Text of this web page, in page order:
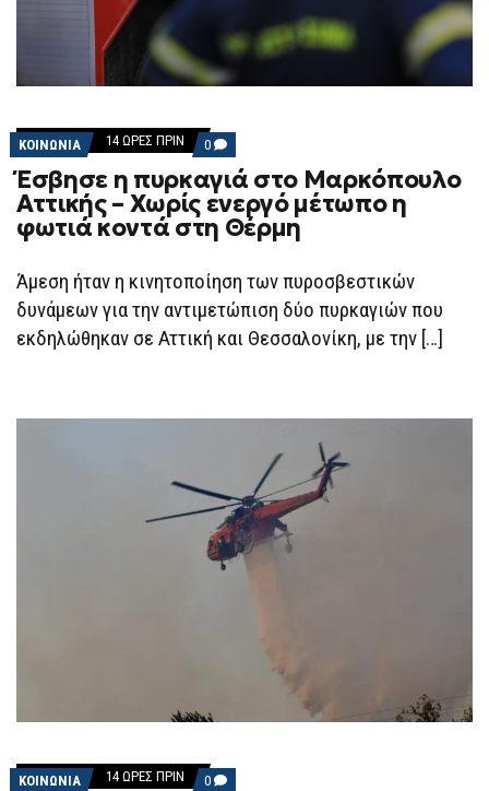
ΚΟΙΝΩΝΙΑ 14 ΏΡΕΣ ΠΡΙΝ 0 COMMENTS
ON
ΈΣΒΗΣΕ
Η
ΠΥΡΚΑΓΙΆ
ΣΤΟ
ΜΑΡΚΌΠΟΥΛΟ
–
ΧΩΡΊΣ
ΕΝΕΡΓΌ
Η
Έσβησε η πυρκαγιά στο Μαρκόπουλο
Αττικής – Χωρίς ενεργό μέτωπο η
φωτιά κοντά στη Θέρμη
Άμεση ήταν η κινητοποίηση των πυροσβεστικών
δυνάμεων για την αντιμετώπιση δύο πυρκαγιών που
εκδηλώθηκαν σε Αττική και Θεσσαλονίκη, με την […]
ΚΟΙΝΩΝΙΑ 14 ΏΡΕΣ ΠΡΙΝ 0 COMMENTS